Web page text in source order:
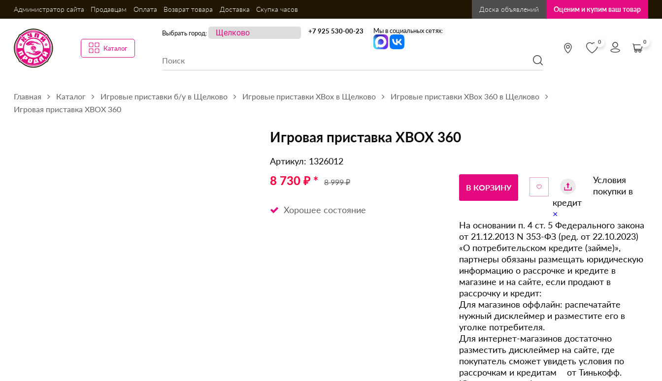
Администратор сайта Продавцам Оплата Возврат товара Доставка Скупка часов Доска объявлений Оценим и купим ваш товар
Каталог
Выбрать город: +7 925 530-00-23 Мы в социальных сетях:
0 0
Главная Каталог Игровые приставки б/у в Щелково Игровые приставки XBox в Щелково
Игровые приставки XBox 360 в Щелково
Игровая приставка XBOX 360
Игровая приставка XBOX 360
Артикул: 1326012
8 730 ₽ * 8 999 ₽
Хорошее состояние
В КОРЗИНУ
Условия
покупки в
кредит
×
На основании п. 4 ст. 5 Федерального закона
от 21.12.2013 N 353-ФЗ (ред. от 22.10.2023)
«О потребительском кредите (займе)»,
партнеры обязаны размещать юридическую
информацию о рассрочке и кредите в
магазине и на сайте, если продают в
рассрочку и кредит:
Для магазинов оффлайн: распечатайте
нужный дисклеймер и разместите его в
уголке потребителя.
Для интернет-магазинов достаточно
разместить дисклеймер на сайте, где
покупатель сможет увидеть условия по
рассрочкам и кредитам от Тинькофф.